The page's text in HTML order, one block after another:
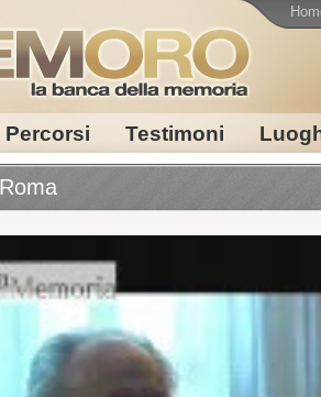
Percorsi Testimoni